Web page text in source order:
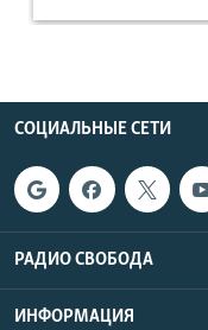
СОЦИАЛЬНЫЕ СЕТИ
РАДИО СВОБОДА
ИНФОРМАЦИЯ